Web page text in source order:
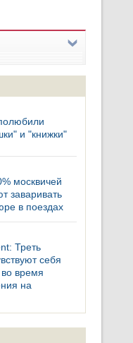
и "книжки"
москвичей
заваривать
в поездах
Треть
себя
время
на